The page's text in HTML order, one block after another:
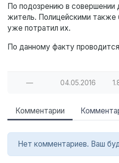
По подозрению в
житель. Полицейскими также
уже потратил их.
По данному факту
— 04.05.2016
Комментарии
Нет комментариев. Ваш